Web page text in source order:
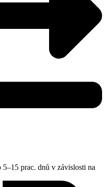
prac. dnů v závislosti na